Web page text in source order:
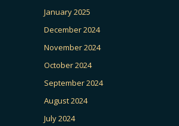
January 2025
December 2024
November 2024
October 2024
September 2024
August 2024
July 2024